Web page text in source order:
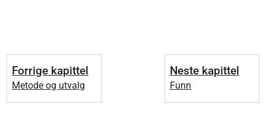
Forrige kapittel
Metode og utvalg
Neste kapittel
Funn